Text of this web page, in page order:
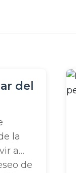
del
la
a
de